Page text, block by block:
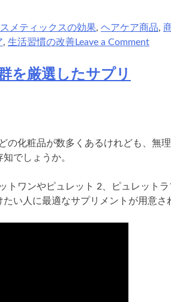
メティックスの効果, ヘアケア商品,
, 生活習慣の改善Leave a Commenton
ッ
で
薄
を厳選したサプリ
の化粧品が数多くあるけれども、無
でしょうか。
トワンやピュレット 2、ピュレット
い人に最適なサプリメントが用意さ